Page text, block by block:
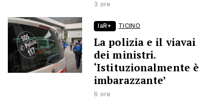
3 ore
laR+ TICINO
La polizia e il viavai
dei ministri.
‘Istituzionalmente è
imbarazzante’
6 ore